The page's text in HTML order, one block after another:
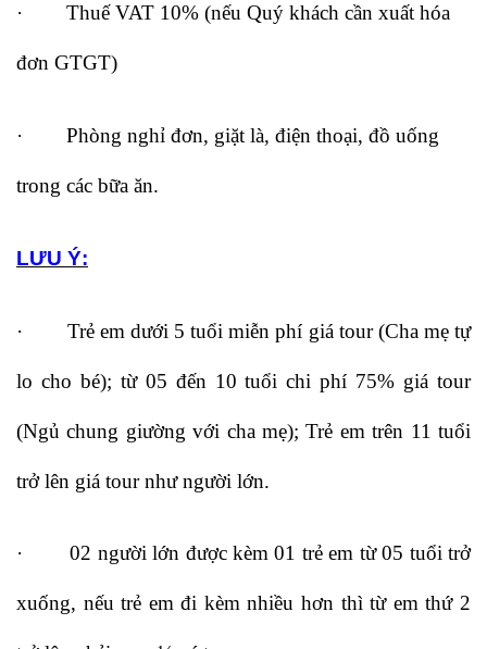
· Thuế VAT 10% (nếu Quý khách cần xuất hóa
đơn GTGT)
· Phòng nghỉ đơn, giặt là, điện thoại, đồ uống
trong các bữa ăn.
LƯU Ý:
· Trẻ em dưới 5 tuổi miễn phí giá tour (Cha mẹ tự
lo cho bé); từ 05 đến 10 tuổi chi phí 75% giá tour
(Ngủ chung giường với cha mẹ); Trẻ em trên 11 tuổi
trở lên giá tour như người lớn.
· 02 người lớn được kèm 01 trẻ em từ 05 tuổi trở
xuống, nếu trẻ em đi kèm nhiều hơn thì từ em thứ 2